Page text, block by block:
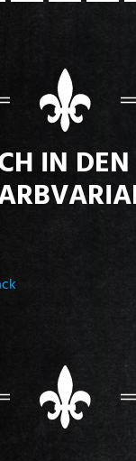
IN DEN